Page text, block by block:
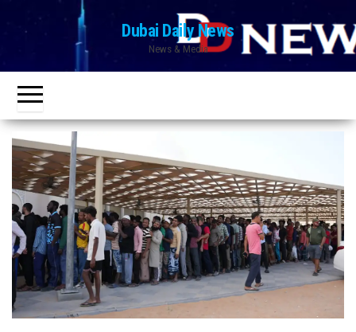
to
the
content
Dubai Daily News
News & Media